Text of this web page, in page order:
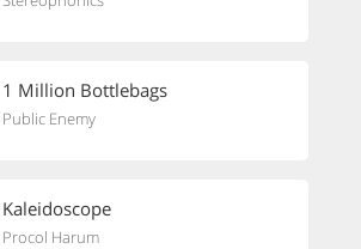
1 Million Bottlebags
Public Enemy
Kaleidoscope
Procol Harum